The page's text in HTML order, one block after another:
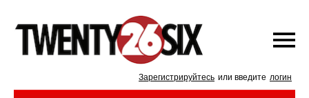
Зарегистрируйтесь или введите логин